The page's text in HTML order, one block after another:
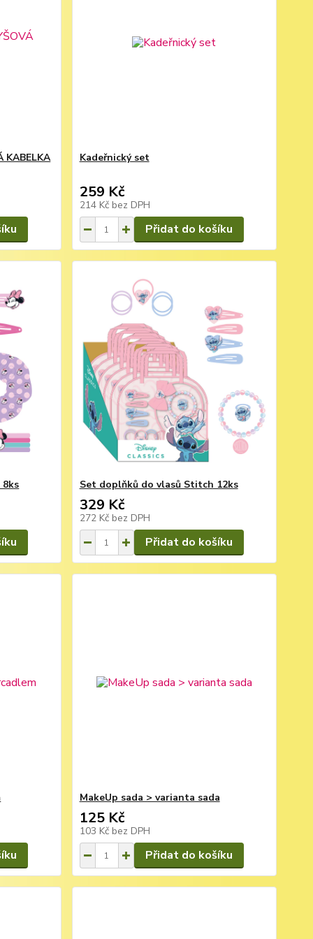
KABELKA Kadeřnický set
259 Kč
214 Kč bez DPH
Přidat do košíku
Set doplňků do vlasů Stitch 12ks
329 Kč
272 Kč bez DPH
Přidat do košíku
MakeUp sada > varianta sada
125 Kč
103 Kč bez DPH
Přidat do košíku